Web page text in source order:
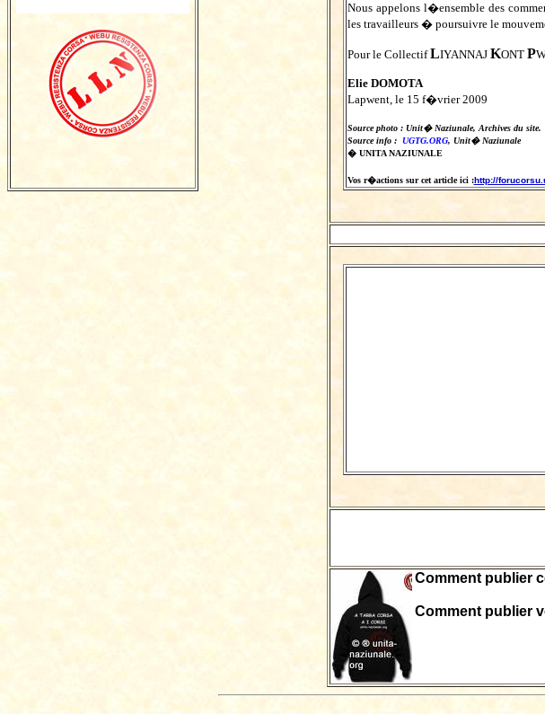
Nous appelons l�ensemble des
les travailleurs � poursuivre le
Pour le CollectifLIYANNAJ KONT P
Elie DOMOTA
Lapwent, le 15 f�vrier 2009
Source photo : Unit� Naziunale, Archives du site.
Source info : UGTG.ORG, Unit� Naziunale
� UNITA NAZIUNALE
Vos r�actions sur cet article ici :http://
Comment publier
Comment publier